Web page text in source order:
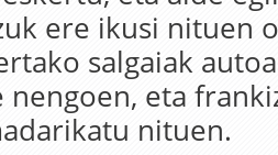
ere ikusi nituen
salgaiak
nengoen, eta
nituen.